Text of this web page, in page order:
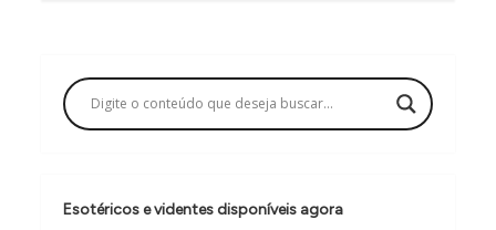
a
ç
o
Esotéricos e videntes disponíveis agora